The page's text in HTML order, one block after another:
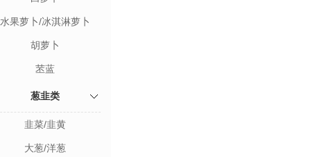
水果萝卜/冰淇淋萝卜
胡萝卜
苤蓝
葱韭类
韭菜/韭黄
大葱/洋葱